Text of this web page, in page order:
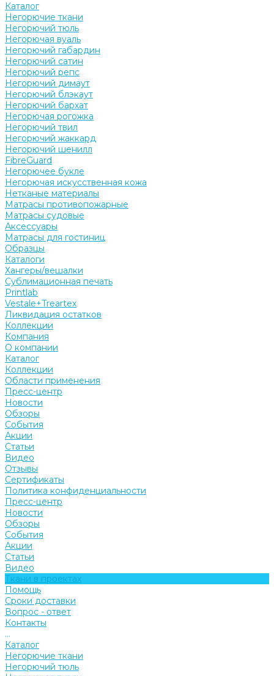
Каталог
Негорючие ткани
Негорючий тюль
Негорючая вуаль
Негорючий габардин
Негорючий сатин
Негорючий репс
Негорючий димаут
Негорючий блэкаут
Негорючий бархат
Негорючая рогожка
Негорючий твил
Негорючий жаккард
Негорючий шенилл
FibreGuard
Негорючее букле
Негорючая искусственная кожа
Нетканые материалы
Матрасы противопожарные
Матрасы судовые
Аксессуары
Матрасы для гостиниц
Образцы
Каталоги
Хангеры/вешалки
Сублимационная печать
Printlab
Vestale+Treartex
Ликвидация остатков
Коллекции
Компания
О компании
Каталог
Коллекции
Области применения
Пресс-центр
Новости
Обзоры
События
Акции
Статьи
Видео
Отзывы
Сертификаты
Политика конфиденциальности
Пресс-центр
Новости
Обзоры
События
Акции
Статьи
Видео
Ткани в проектах
Помощь
Сроки доставки
Вопрос - ответ
Контакты
...
Каталог
Негорючие ткани
Негорючий тюль